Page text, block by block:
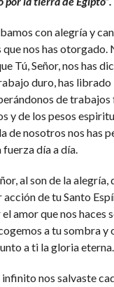
con alegría y
que nos has
Tú, Señor, nos has
duro, has librado
de trabajos
y de los pesos
de nosotros nos has
fuerza día a día.
al son de la
de tu Santo
amor que nos haces
a tu sombra y
a ti la gloria eterna.
nos salvaste